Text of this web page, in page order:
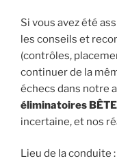
Si vous avez été
les conseils et
(contrôles,
continuer de la
échecs dans notre
éliminatoires
incertaine, et nos
Lieu de la conduite